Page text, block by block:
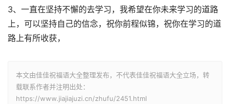
3、一直在坚持不懈的去学习，我希望在你未来学习的道路
上，可以坚持自己的信念，祝你前程似锦，祝你在学习的道
路上有所收获，
本文由佳佳祝福语大全整理发布，不代表佳佳祝福语大全立场，转
载联系作者并注明出处：
https://www.jiajiajuzi.cn/zhufu/2451.html